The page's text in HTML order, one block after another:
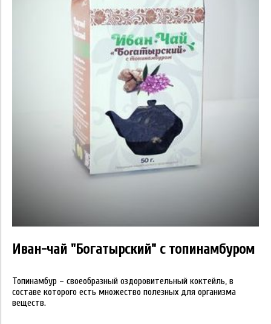
Иван-чай "Богатырский" с топинамбуром
Топинамбур – своеобразный оздоровительный коктейль, в
составе которого есть множество полезных для организма
веществ.